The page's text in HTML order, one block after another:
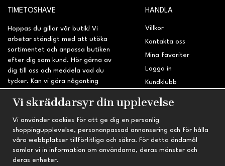
TIMETOSHAVE
Hoppas du gillar vår butik! Vi
arbetar ständigt med att utöka
sortimentet och anpassa butiken
efter dig som kund. Hör gärna av
dig till oss och meddela vad du
tycker. Kan vi göra någonting
sidan?
HANDLA
Villkor
Kontakta oss
Mina favoriter
Logga in
Kundklubb
INFORMATION
Om oss
Nyheter
TRYGG HANDEL
Fri frakt vid köp över 695 kr
Vi skräddarsyr din upplevelse
Vi använder cookies för att ge dig en personlig
shoppingupplevelse, personanpassad annonsering och för hålla
våra webbplatser tillförlitliga och säkra. För detta ändamål
samlar vi in information om användarna, deras mönster och
deras enheter.